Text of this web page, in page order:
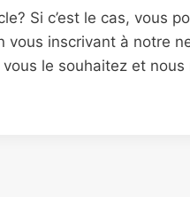
Si c’est le cas, vous
vous inscrivant à notre
le souhaitez et